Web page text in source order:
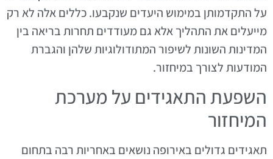
על התקדמותן במימוש היעדים שנקבעו. כללים אלה לא רק
מייעלים את התהליך אלא גם מעודדים תחרות בריאה בין
המדינות השונות לשיפור המתודולוגיות שלהן והגברת
המודעות לצורך במיחזור.
השפעת התאגידים על מערכת
המיחזור
תאגידים גדולים באירופה נושאים באחריות רבה בתחום